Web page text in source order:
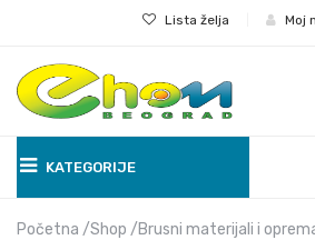
Lista želja Moj
KATEGORIJE
Početna Shop Brusni materijali i